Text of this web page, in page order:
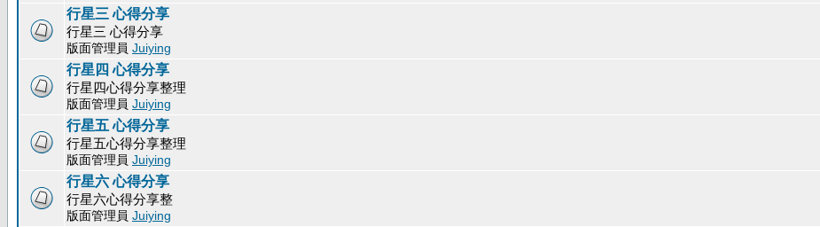
行星三 心得分享
行星三 心得分享
版面管理員 Juiying
行星四 心得分享
行星四心得分享整理
版面管理員 Juiying
行星五 心得分享
行星五心得分享整理
版面管理員 Juiying
行星六 心得分享
行星六心得分享整
版面管理員 Juiying